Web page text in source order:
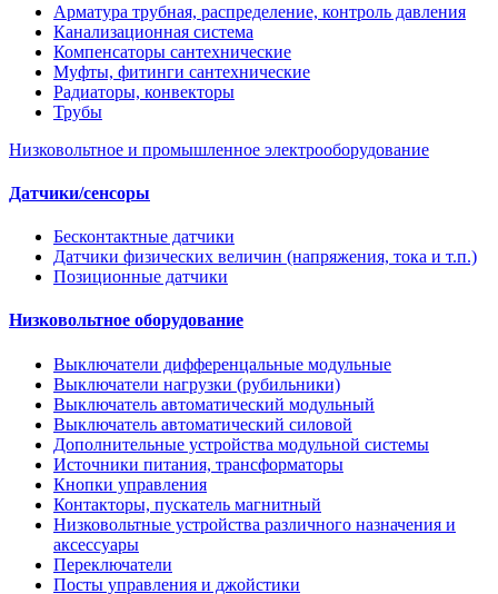
Арматура трубная, распределение, контроль давления
Канализационная система
Компенсаторы сантехнические
Муфты, фитинги сантехнические
Радиаторы, конвекторы
Трубы
Низковольтное и промышленное электрооборудование
Датчики/сенсоры
Бесконтактные датчики
Датчики физических величин (напряжения, тока и т.п.)
Позиционные датчики
Низковольтное оборудование
Выключатели дифференцальные модульные
Выключатели нагрузки (рубильники)
Выключатель автоматический модульный
Выключатель автоматический силовой
Дополнительные устройства модульной системы
Источники питания, трансформаторы
Кнопки управления
Контакторы, пускатель магнитный
Низковольтные устройства различного назначения и
аксессуары
Переключатели
Посты управления и джойстики